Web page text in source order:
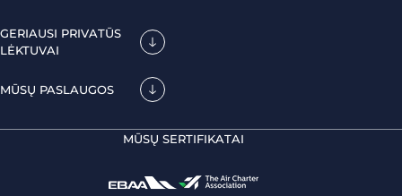
GERIAUSI PRIVATŪS
LĖKTUVAI
MŪSŲ PASLAUGOS
MŪSŲ SERTIFIKATAI